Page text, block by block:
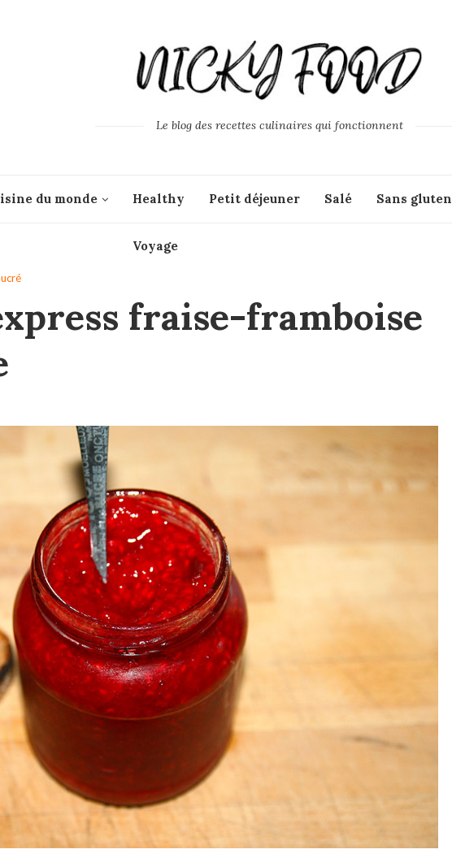
Le blog des recettes culinaires qui fonctionnent
du monde Healthy Petit déjeuner Salé Sans gluten
Voyage
fraise-framboise